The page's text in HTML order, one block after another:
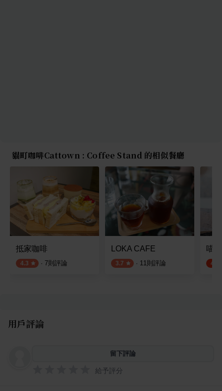
貓町咖啡Cattown : Coffee Stand 的相似餐廳
抵家咖啡
4.3 · 7則評論
LOKA CAFE
3.7 · 11則評論
喵
4.5
用戶評論
留下評論
給予評分